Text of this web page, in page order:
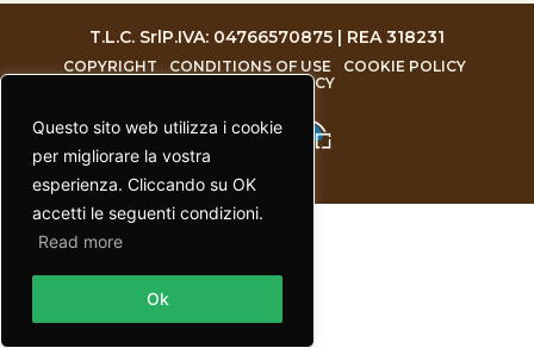
Questo sito web utilizza i cookie
per migliorare la vostra
esperienza. Cliccando su OK
accetti le seguenti condizioni.
Read more
Ok
T.L.C. SrlP.IVA: 04766570875 | REA 318231
COPYRIGHT CONDITIONS OF USE
COOKIE POLICY
PRIVACY POLICY